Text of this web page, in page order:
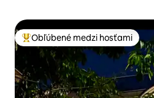
Najobľúbenejšie medzi hosťami
Obľúbené medzi hosťami